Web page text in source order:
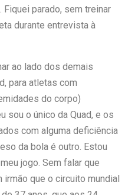
parado, sem treinar
durante entrevista à
ao lado dos demais
para atletas com
do corpo)
sou o único da Quad, e os
com alguma deficiência
da bola é outro. Estou
jogo. Sem falar que
que o circuito mundial